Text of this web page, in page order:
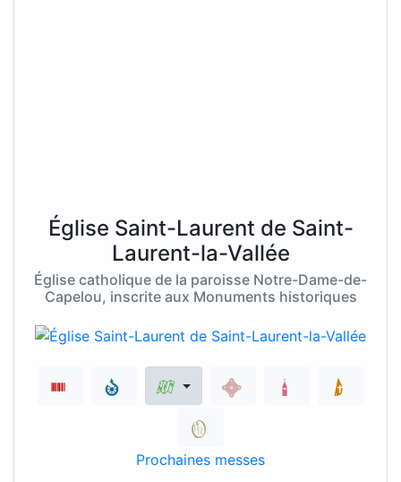
Église Saint-Laurent de Saint-
Laurent-la-Vallée
Église catholique de la paroisse Notre-Dame-de-
Capelou, inscrite aux Monuments historiques
Prochaines messes